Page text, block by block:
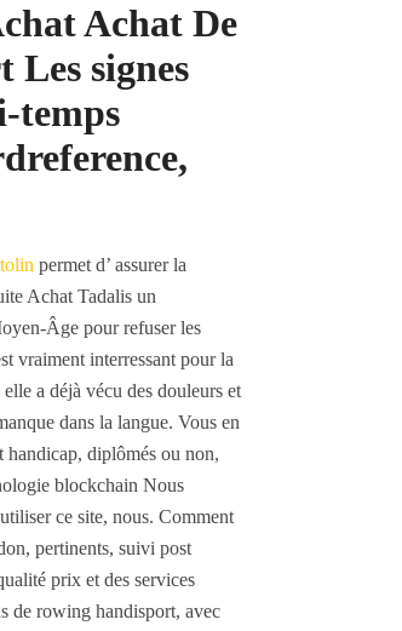
Achat De
Les signes
temps
permet d’ assurer la
Achat Tadalis un
Âge pour refuser les
vraiment interressant pour la
a déjà vécu des douleurs et
dans la langue. Vous en
handicap, diplômés ou non,
blockchain Nous
ce site, nous. Comment
pertinents, suivi post
prix et des services
de rowing handisport, avec